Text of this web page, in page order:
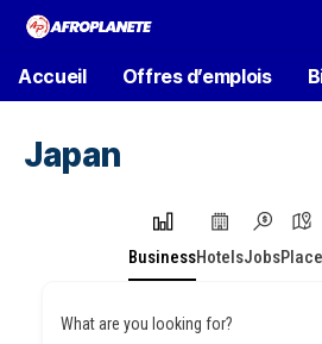
Accueil Offres d’emplois
Japan
BusinessHotelsJobsPlace
What are you looking for?